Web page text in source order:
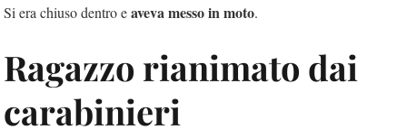
Si era chiuso dentro eaveva messo in moto.
Ragazzo rianimato dai
carabinieri